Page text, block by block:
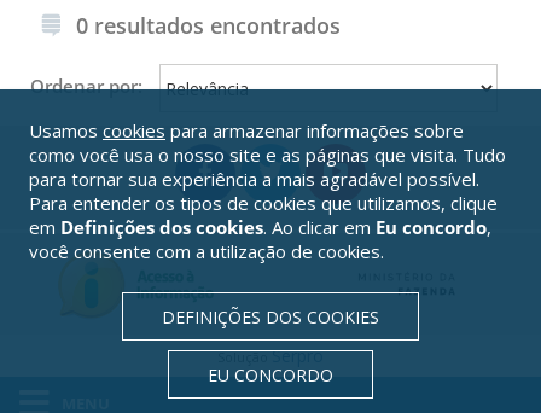
0 resultados encontrados
Ordenar por:
SoluçãoSerpro
Usamos cookies para armazenar informações sobre
como você usa o nosso site e as páginas que visita. Tudo
para tornar sua experiência a mais agradável possível.
Para entender os tipos de cookies que utilizamos, clique
em Definições dos cookies. Ao clicar em Eu concordo,
você consente com a utilização de cookies.
DEFINIÇÕES DOS COOKIES
EU CONCORDO